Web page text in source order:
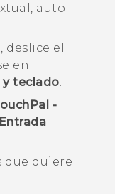
auto
, deslice el
en
y teclado
-
Entrada
que quiere